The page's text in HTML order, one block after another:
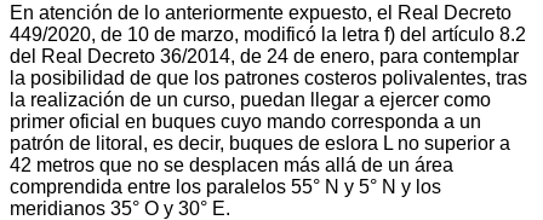
En atención de lo anteriormente expuesto, el Real Decreto
449/2020, de 10 de marzo, modificó la letra f) del artículo 8.2
del Real Decreto 36/2014, de 24 de enero, para contemplar
la posibilidad de que los patrones costeros polivalentes, tras
la realización de un curso, puedan llegar a ejercer como
primer oficial en buques cuyo mando corresponda a un
patrón de litoral, es decir, buques de eslora L no superior a
42 metros que no se desplacen más allá de un área
comprendida entre los paralelos 55° N y 5° N y los
meridianos 35° O y 30° E.